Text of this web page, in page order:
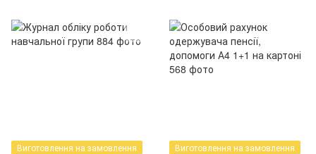
Виготовлення на замовлення
Виготовлення на замовлення